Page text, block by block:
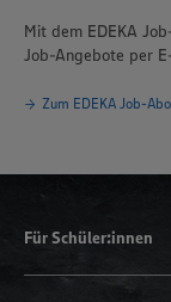
Mit dem EDEKA
Job-Angebote per
Zum EDEKA Job-Abo
Für Schüler:innen